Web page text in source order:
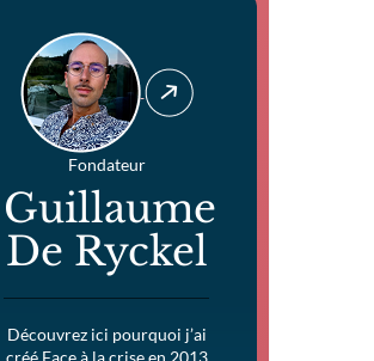
Fondateur
Guillaume
De Ryckel
Découvrez ici pourquoi j’ai